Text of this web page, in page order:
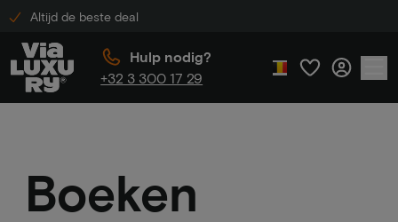
Altijd de beste deal
Hulp nodig?
+32 3 300 17 29
Boeken